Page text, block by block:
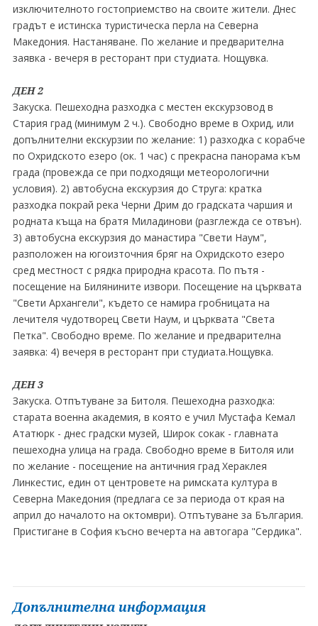
изключителното гостоприемство на своите жители. Днес
градът е истинска туристическа перла на Северна
Македония. Настаняване. По желание и предварителна
заявка - вечеря в ресторант при студиата. Нощувка.
ДЕН 2
Закуска. Пешеходна разходка с местен екскурзовод в
Стария град (минимум 2 ч.). Свободно време в Охрид, или
допълнителни екскурзии по желание: 1) разходка с корабче
по Охридското езеро (ок. 1 час) с прекрасна панорама към
града (провежда се при подходящи метеорологични
условия). 2) автобусна екскурзия до Струга: кратка
разходка покрай река Черни Дрим до градската чаршия и
родната къща на братя Миладинови (разглежда се отвън).
3) автобусна екскурзия до манастира "Свети Наум",
разположен на югоизточния бряг на Охридското езеро
сред местност с рядка природна красота. По пътя -
посещение на Билянините извори. Посещение на църквата
"Свети Архангели", където се намира гробницата на
лечителя чудотворец Свети Наум, и църквата "Света
Петка". Свободно време. По желание и предварителна
заявка: 4) вечеря в ресторант при студиата.Нощувка.
ДЕН 3
Закуска. Отпътуване за Битоля. Пешеходна разходка:
старата военна академия, в която е учил Мустафа Кемал
Ататюрк - днес градски музей, Широк сокак - главната
пешеходна улица на града. Свободно време в Битоля или
по желание - посещение на античния град Хераклея
Линкестис, един от центровете на римската култура в
Северна Македония (предлага се за периода от края на
април до началото на октомври). Отпътуване за България.
Пристигане в София късно вечерта на автогара "Сердика".
Допълнителна информация